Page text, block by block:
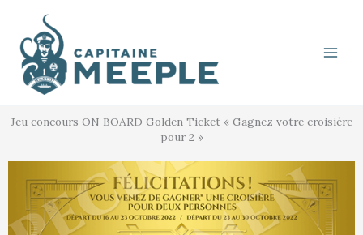
contenu
Jeu concours ON BOARD Golden Ticket « Gagnez votre croisière
pour 2 »